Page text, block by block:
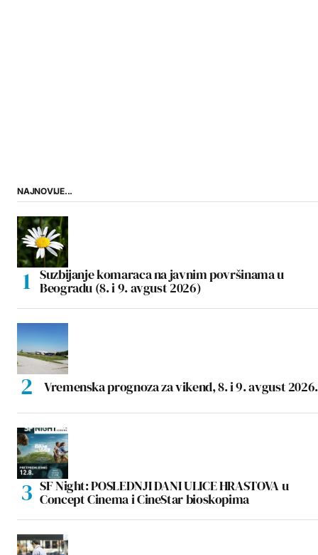
NAJNOVIJE...
Suzbijanje komaraca na javnim površinama u
Beogradu (8. i 9. avgust 2026)
Vremenska prognoza za vikend, 8. i 9. avgust 2026.
SF Night: POSLEDNJI DANI ULICE HRASTOVA u
Concept Cinema i CineStar bioskopima